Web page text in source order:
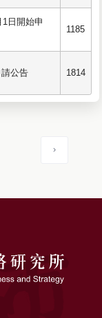
日開始申
1185
公告 1814